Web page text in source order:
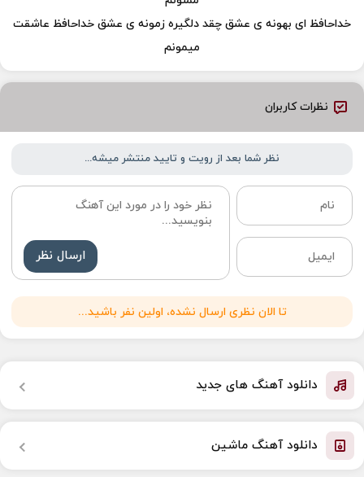
خداحافظ ای بهونه ی عشق چقد دلگیره زمونه ی عشق خداحافظ عاشقت
میمونم
نظرات کاربران
نظر شما بعد از رویت و تایید منتشر میشه...
ارسال نظر
تا الان نظری ارسال نشده، اولین نفر باشید...
دانلود آهنگ های جدید
دانلود آهنگ ماشین